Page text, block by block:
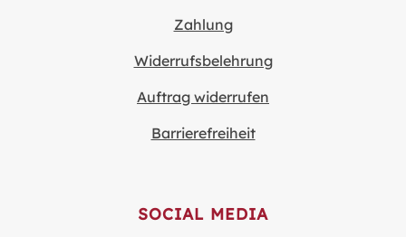
Zahlung
Widerrufsbelehrung
Auftrag widerrufen
Barrierefreiheit
SOCIAL MEDIA